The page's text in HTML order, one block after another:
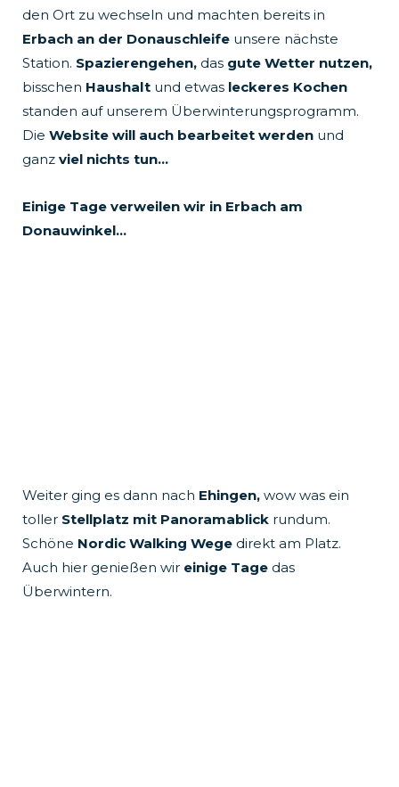
den Ort zu wechseln und machten bereits in
Erbach an der Donauschleife unsere nächste
Station. Spazierengehen, das gute Wetter nutzen,
bisschen Haushalt und etwas leckeres Kochen
standen auf unserem Überwinterungsprogramm.
Die Website will auch bearbeitet werden und
ganz viel nichts tun…
Einige Tage verweilen wir in Erbach am
Donauwinkel…
Weiter ging es dann nach Ehingen, wow was ein
toller Stellplatz mit Panoramablick rundum.
Schöne Nordic Walking Wege direkt am Platz.
Auch hier genießen wir einige Tage das
Überwintern.